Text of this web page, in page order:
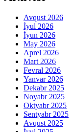
Avqust 2026
İyul 2026
İyun 2026
May 2026
Aprel 2026
Mart 2026
Fevral 2026
Yanvar 2026
Dekabr 2025
Noyabr 2025
Oktyabr 2025
Sentyabr 2025
Avqust 2025